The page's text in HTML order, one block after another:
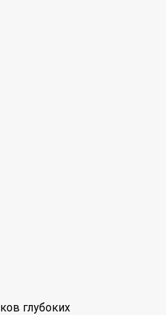
глубоких